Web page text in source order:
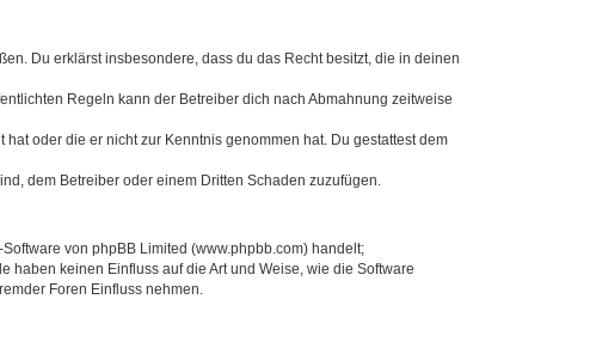
Du erklärst insbesondere, dass du das Recht besitzt, die in deinen
Regeln kann der Betreiber dich nach Abmahnung zeitweise
oder die er nicht zur Kenntnis genommen hat. Du gestattest dem
dem Betreiber oder einem Dritten Schaden zuzufügen.
von phpBB Limited (www.phpbb.com) handelt;
haben keinen Einfluss auf die Art und Weise, wie die Software
Foren Einfluss nehmen.